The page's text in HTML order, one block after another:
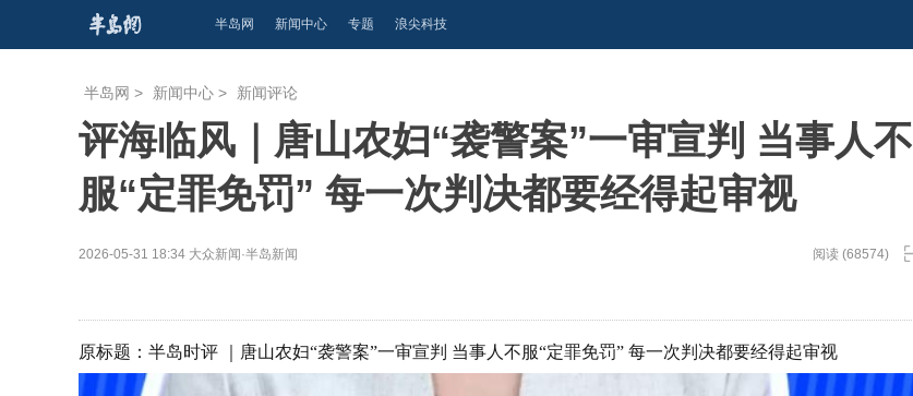
半岛网 新闻中心 专题 浪尖科技
半岛网 > 新闻中心 > 新闻评论
评海临风｜唐山农妇“袭警案”一审宣判 当事人不
服“定罪免罚” 每一次判决都要经得起审视
2026-05-31 18:34 大众新闻·半岛新闻 阅读 (68574)
原标题：半岛时评 ｜唐山农妇“袭警案”一审宣判 当事人不服“定罪免罚” 每一次判决都要经得起审视